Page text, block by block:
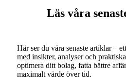
Läs våra
Här ser du våra senaste artiklar –
med insikter, analyser och
optimera ditt bolag, fatta bättre
maximalt värde över tid.